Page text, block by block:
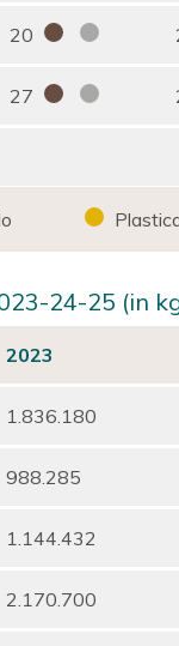
20
27
24-25 (in
2023
1.836.180
988.285
1.144.432
2.170.700